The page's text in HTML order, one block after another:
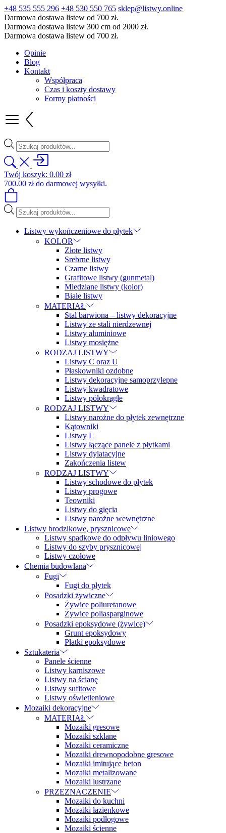
+48 535 555 296 +48 530 550 765 sklep@listwy.online
Darmowa dostawa listew od 700 zł.
Darmowa dostawa listew 300 cm od 2000 zł.
Darmowa dostawa listew od 700 zł.
Opinie
Blog
Kontakt
Współpraca
Czas i koszty dostawy
Formy płatności
Wyszukiwarka
produktów
Twój koszyk: 0.00 zł
700.00 złdo darmowej wysyłki.
Wyszukiwarka
produktów
Listwy wykończeniowe do płytek
KOLOR
Złote listwy
Srebrne listwy
Czarne listwy
Grafitowe listwy (gunmetal)
Miedziane listwy (kolor)
Białe listwy
MATERIAŁ
Stal barwiona – listwy dekoracyjne
Listwy ze stali nierdzewnej
Listwy aluminiowe
Listwy mosiężne
RODZAJ LISTWY
Listwy C oraz U
Płaskowniki ozdobne
Listwy dekoracyjne samoprzylepne
Listwy kwadratowe
Listwy półokrągłe
RODZAJ LISTWY
Listwy narożne do płytek zewnętrzne
Kątowniki
Listwy L
Listwy łączące panele z płytkami
Listwy dylatacyjne
Zakończenia listew
RODZAJ LISTWY
Listwy schodowe do płytek
Listwy progowe
Teowniki
Listwy do gięcia
Listwy narożne wewnętrzne
Listwy brodzikowe, prysznicowe
Listwy spadkowe do odpływu liniowego
Listwy do szyby prysznicowej
Listwy czołowe
Chemia budowlana
Fugi
Fugi do płytek
Posadzki żywiczne
Żywice poliuretanowe
Żywice poliasparginowe
Posadzki epoksydowe (żywice)
Grunt epoksydowy
Płatki epoksydowe
Sztukateria
Panele ścienne
Listwy karniszowe
Listwy na ścianę
Listwy sufitowe
Listwy oświetleniowe
Mozaiki dekoracyjne
MATERIAŁ
Mozaiki gresowe
Mozaiki szklane
Mozaiki ceramiczne
Mozaiki drewnopodobne gresowe
Mozaiki imitujące beton
Mozaiki metalizowane
Mozaiki lustrzane
PRZEZNACZENIE
Mozaiki do kuchni
Mozaiki łazienkowe
Mozaiki podłogowe
Mozaiki ścienne